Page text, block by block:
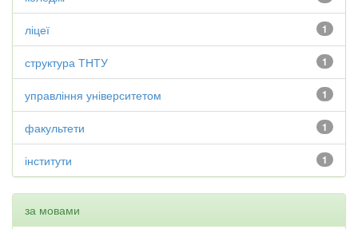
1
ліцеї
1
структура ТНТУ
1
управління університетом
1
факультети
1
інститути
за мовами